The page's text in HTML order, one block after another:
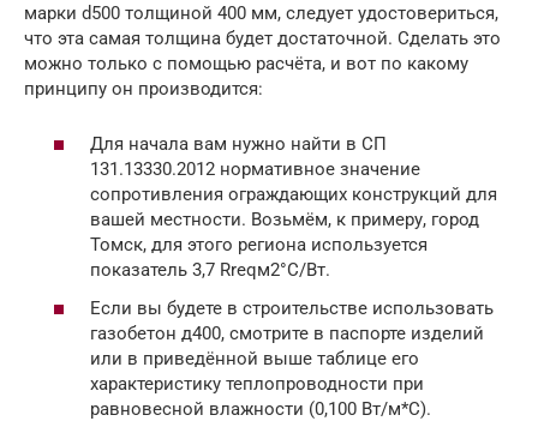
марки d500 толщиной 400 мм, следует удостовериться,
что эта самая толщина будет достаточной. Сделать это
можно только с помощью расчёта, и вот по какому
принципу он производится:
Для начала вам нужно найти в СП
131.13330.2012 нормативное значение
сопротивления ограждающих конструкций для
вашей местности. Возьмём, к примеру, город
Томск, для этого региона используется
показатель 3,7 Rreqм2°C/Вт.
Если вы будете в строительстве использовать
газобетон д400, смотрите в паспорте изделий
или в приведённой выше таблице его
характеристику теплопроводности при
равновесной влажности (0,100 Вт/м*С).